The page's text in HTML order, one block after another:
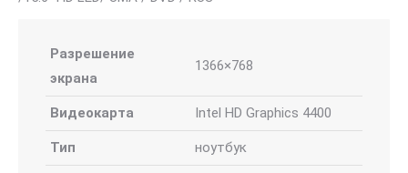
Разрешение
экрана
1366×768
Видеокарта Intel HD Graphics 4400
Тип ноутбук